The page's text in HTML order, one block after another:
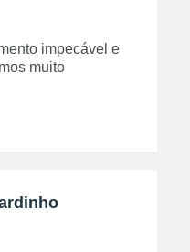
impecável e
muito